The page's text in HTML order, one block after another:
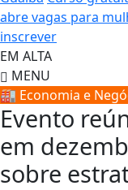
abre vagas para
inscrever
EM ALTA
MENU
🏭 Economia e
Evento
em
sobre